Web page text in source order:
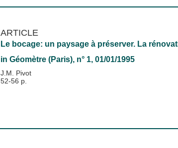
ARTICLE
Le bocage: un paysage à préserver. La
in Géomètre (Paris), n° 1, 01/01/1995
J.M. Pivot
52-56 p.